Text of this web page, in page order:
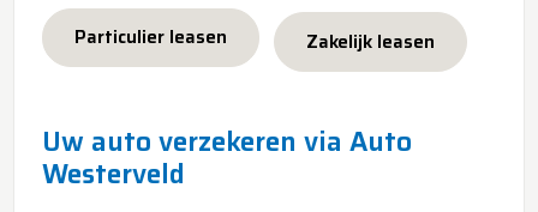
Particulier leasen Zakelijk leasen
Uw auto verzekeren via Auto
Westerveld